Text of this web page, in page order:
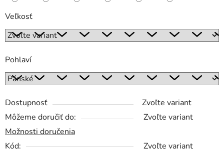
Veľkosť
Pohlaví
Dostupnosť
Zvoľte variant
Môžeme doručiť do:
Zvoľte variant
Možnosti doručenia
Kód:
Zvoľte variant